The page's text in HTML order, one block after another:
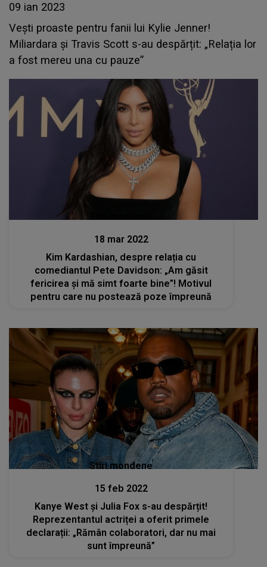
09 ian 2023
Vești proaste pentru fanii lui Kylie Jenner!
Miliardara și Travis Scott s-au despărțit: „Relația lor
a fost mereu una cu pauze”
18 mar 2022
Kim Kardashian, despre relația cu
comediantul Pete Davidson: „Am găsit
fericirea și mă simt foarte bine”! Motivul
pentru care nu postează poze împreună
Stiri mondene
15 feb 2022
Kanye West și Julia Fox s-au despărțit!
Reprezentantul actriței a oferit primele
declarații: „Rămân colaboratori, dar nu mai
sunt împreună”